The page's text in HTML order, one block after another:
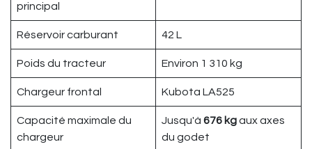
principal
Réservoir carburant 42 L
Poids du tracteur Environ 1 310 kg
Chargeur frontal Kubota LA525
Capacité maximale du
chargeur
Jusqu'à 676 kgaux axes
du godet